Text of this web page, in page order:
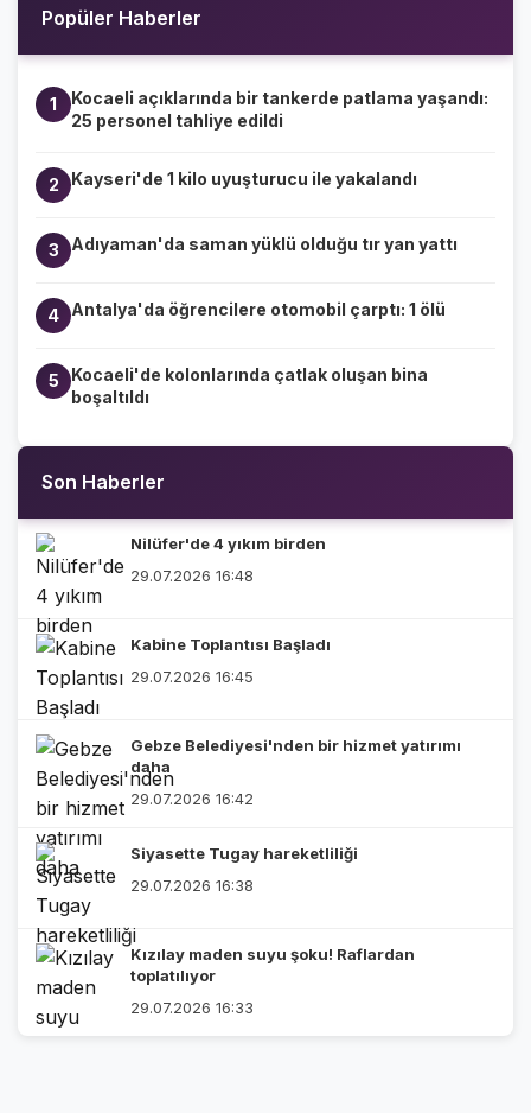
Popüler Haberler
1
Kocaeli açıklarında bir tankerde patlama yaşandı:
25 personel tahliye edildi
2 Kayseri'de 1 kilo uyuşturucu ile yakalandı
3 Adıyaman'da saman yüklü olduğu tır yan yattı
4 Antalya'da öğrencilere otomobil çarptı: 1 ölü
5
Kocaeli'de kolonlarında çatlak oluşan bina
boşaltıldı
Son Haberler
Nilüfer'de 4 yıkım birden
29.07.2026 16:48
Kabine Toplantısı Başladı
29.07.2026 16:45
Gebze Belediyesi'nden bir hizmet yatırımı
daha
29.07.2026 16:42
Siyasette Tugay hareketliliği
29.07.2026 16:38
Kızılay maden suyu şoku! Raflardan
toplatılıyor
29.07.2026 16:33